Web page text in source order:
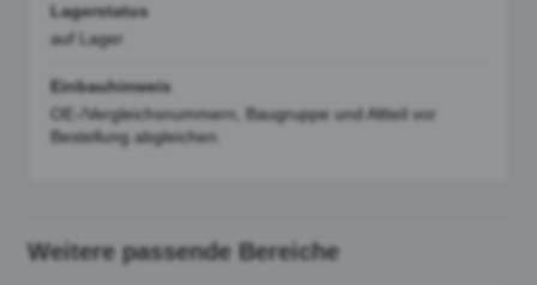
Lagerstatus
auf Lager
Einbauhinweis
OE-/Vergleichsnummern, Baugruppe und Altteil vor
Bestellung abgleichen.
Weitere passende Bereiche